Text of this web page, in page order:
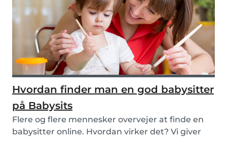
Hvordan finder man en god babysitter
på Babysits
Flere og flere mennesker overvejer at finde en
babysitter online. Hvordan virker det? Vi giver